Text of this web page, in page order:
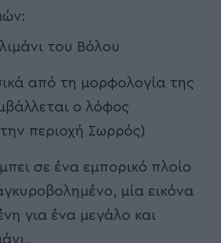
του Βόλου
από τη μορφολογία της
ο λόφος
περιοχή Σωρρός)
σε ένα εμπορικό πλοίο
μία εικόνα
για ένα μεγάλο και